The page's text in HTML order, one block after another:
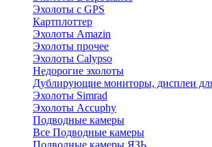
Эхолоты с GPS
Картплоттер
Эхолоты Amazin
Эхолоты прочее
Эхолоты Calypso
Недорогие эхолоты
Дублирующие мониторы, дисплеи
Эхолоты Simrad
Эхолоты Accuphy
Подводные камеры
Все Подводные камеры
Подводные камеры ЯЗЬ